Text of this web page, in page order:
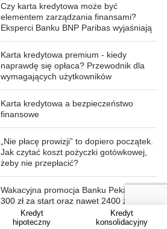
Czy karta kredytowa może być
elementem zarządzania finansami?
Eksperci Banku BNP Paribas wyjaśniają
Karta kredytowa premium - kiedy
naprawdę się opłaca? Przewodnik dla
wymagających użytkowników
Karta kredytowa a bezpieczeństwo
finansowe
„Nie płacę prowizji” to dopiero początek.
Jak czytać koszt pożyczki gotówkowej,
żeby nie przepłacić?
Wakacyjna promocja Banku Pekao i do
300 zł za start oraz nawet 2400 zł zwrotu
na podróże
Kredyt
hipoteczny
Kredyt
konsolidacyjny